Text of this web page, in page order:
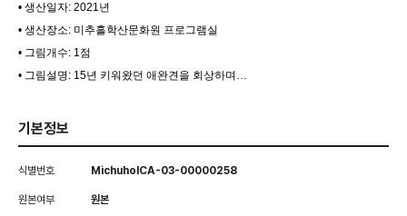
• 생산일자: 2021년
• 생산장소: 미추홀학산문화원 프로그램실
• 그림개수: 1점
• 그림설명: 15년 키워왔던 애완견을 회상하며…
기본정보
식별번호 MichuholCA-03-00000258
원본여부 원본